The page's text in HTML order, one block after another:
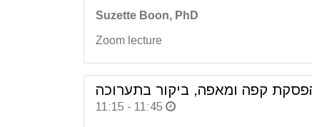
Suzette Boon, PhD
Zoom lecture
קפה ומאפה, ביקור בתערוכה
11:15 - 11:45